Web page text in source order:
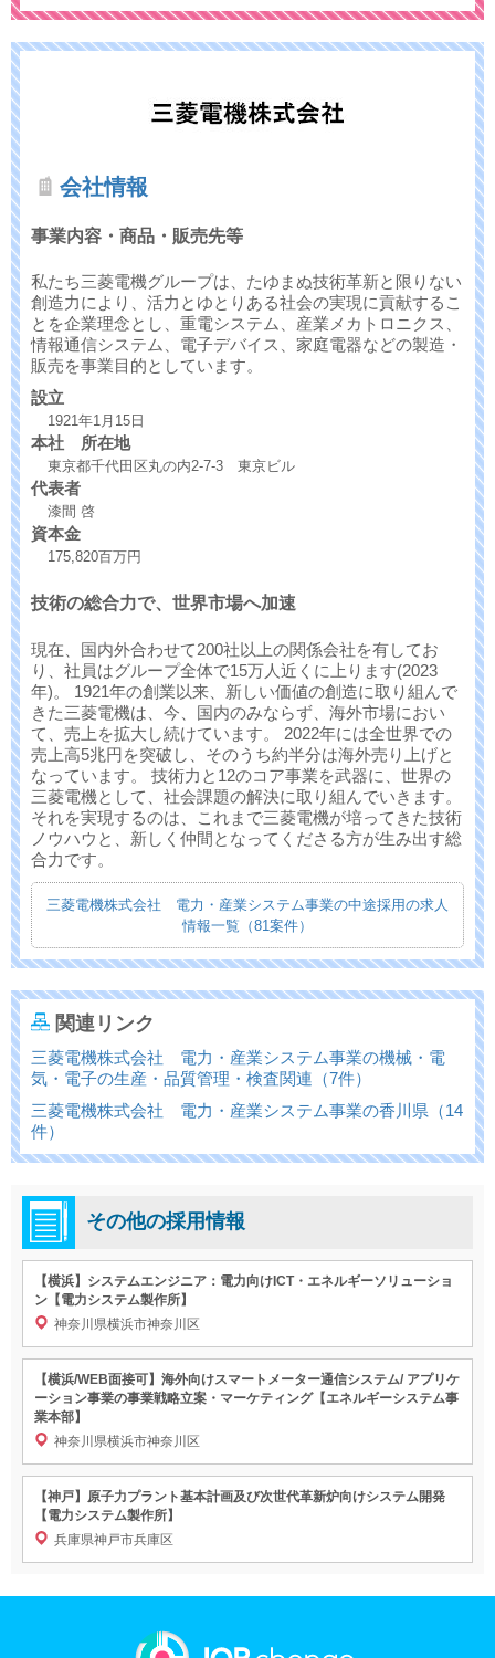
会社情報
事業内容・商品・販売先等
私たち三菱電機グループは、たゆまぬ技術革新と限りない
創造力により、活力とゆとりある社会の実現に貢献するこ
とを企業理念とし、重電システム、産業メカトロニクス、
情報通信システム、電子デバイス、家庭電器などの製造・
販売を事業目的としています。
設立
1921年1月15日
本社 所在地
東京都千代田区丸の内2-7-3 東京ビル
代表者
漆間 啓
資本金
175,820百万円
技術の総合力で、世界市場へ加速
現在、国内外合わせて200社以上の関係会社を有してお
り、社員はグループ全体で15万人近くに上ります(2023
年)。 1921年の創業以来、新しい価値の創造に取り組んで
きた三菱電機は、今、国内のみならず、海外市場におい
て、売上を拡大し続けています。 2022年には全世界での
売上高5兆円を突破し、そのうち約半分は海外売り上げと
なっています。 技術力と12のコア事業を武器に、世界の
三菱電機として、社会課題の解決に取り組んでいきます。
それを実現するのは、これまで三菱電機が培ってきた技術
ノウハウと、新しく仲間となってくださる方が生み出す総
合力です。
三菱電機株式会社 電力・産業システム事業の中途採用の求人
情報一覧（81案件）
関連リンク
三菱電機株式会社 電力・産業システム事業の機械・電
気・電子の生産・品質管理・検査関連（7件）
三菱電機株式会社 電力・産業システム事業の香川県（14
件）
その他の採用情報
【横浜】システムエンジニア：電力向けICT・エネルギーソリューショ
ン【電力システム製作所】
神奈川県横浜市神奈川区
【横浜/WEB面接可】海外向けスマートメーター通信システム/ アプリケ
ーション事業の事業戦略立案・マーケティング【エネルギーシステム事
業本部】
神奈川県横浜市神奈川区
【神戸】原子力プラント基本計画及び次世代革新炉向けシステム開発
【電力システム製作所】
兵庫県神戸市兵庫区